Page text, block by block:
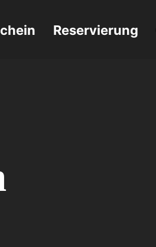
Reservierung